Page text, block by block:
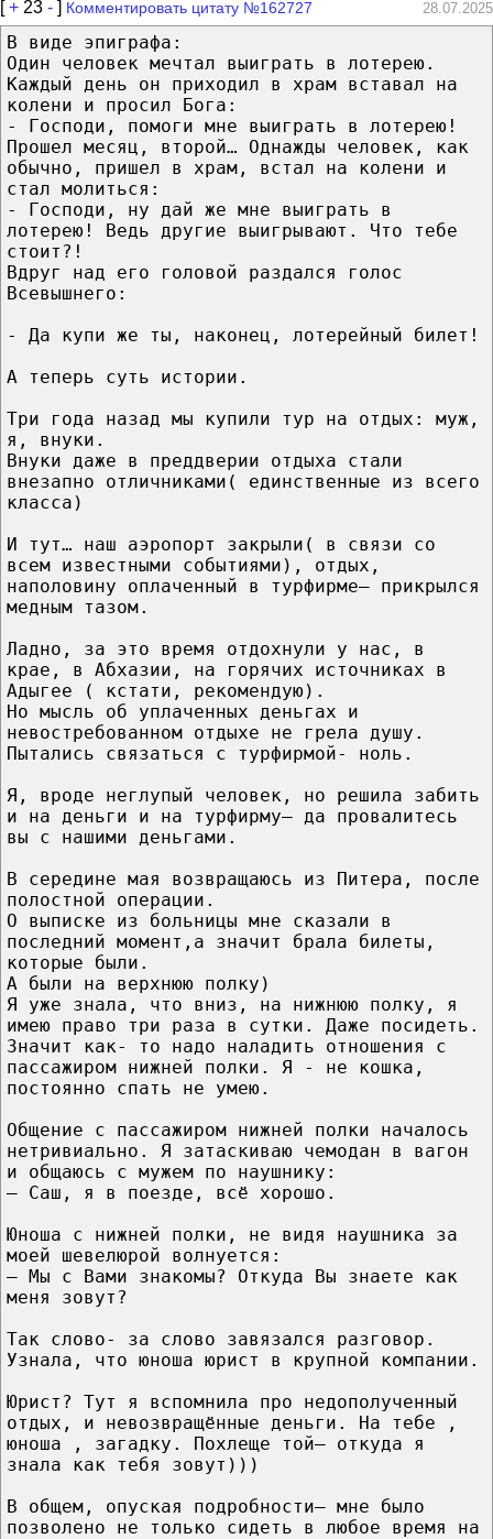
[+ 23 - ] Комментировать цитату №162727 28.07.2025
В виде эпиграфа:
Один человек мечтал выиграть в лотерею.
Каждый день он приходил в храм вставал на
колени и просил Бога:
- Господи, помоги мне выиграть в лотерею!
Прошел месяц, второй… Однажды человек, как
обычно, пришел в храм, встал на колени и
стал молиться:
- Господи, ну дай же мне выиграть в
лотерею! Ведь другие выигрывают. Что тебе
стоит?!
Вдруг над его головой раздался голос
Всевышнего:
- Да купи же ты, наконец, лотерейный билет!
А теперь суть истории.
Три года назад мы купили тур на отдых: муж,
я, внуки.
Внуки даже в преддверии отдыха стали
внезапно отличниками( единственные из всего
класса)
И тут… наш аэропорт закрыли( в связи со
всем известными событиями), отдых,
наполовину оплаченный в турфирме— прикрылся
медным тазом.
Ладно, за это время отдохнули у нас, в
крае, в Абхазии, на горячих источниках в
Адыгее ( кстати, рекомендую).
Но мысль об уплаченных деньгах и
невостребованном отдыхе не грела душу.
Пытались связаться с турфирмой- ноль.
Я, вроде неглупый человек, но решила забить
и на деньги и на турфирму— да провалитесь
вы с нашими деньгами.
В середине мая возвращаюсь из Питера, после
полостной операции.
О выписке из больницы мне сказали в
последний момент,а значит брала билеты,
которые были.
А были на верхнюю полку)
Я уже знала, что вниз, на нижнюю полку, я
имею право три раза в сутки. Даже посидеть.
Значит как- то надо наладить отношения с
пассажиром нижней полки. Я - не кошка,
постоянно спать не умею.
Общение с пассажиром нижней полки началось
нетривиально. Я затаскиваю чемодан в вагон
и общаюсь с мужем по наушнику:
— Саш, я в поезде, всё хорошо.
Юноша с нижней полки, не видя наушника за
моей шевелюрой волнуется:
— Мы с Вами знакомы? Откуда Вы знаете как
меня зовут?
Так слово- за слово завязался разговор.
Узнала, что юноша юрист в крупной компании.
Юрист? Тут я вспомнила про недополученный
отдых, и невозвращённые деньги. На тебе ,
юноша , загадку. Похлеще той— откуда я
знала как тебя зовут)))
В общем, опуская подробности— мне было
позволено не только сидеть в любое время на